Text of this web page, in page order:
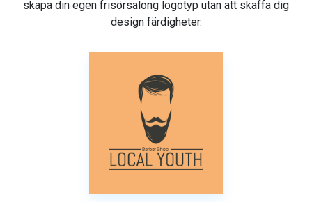
skapa din egen frisörsalong logotyp utan att skaffa dig
design färdigheter.